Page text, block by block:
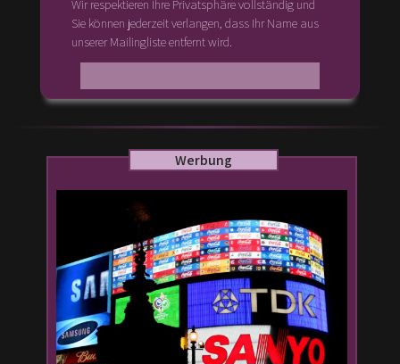
Wir respektieren Ihre Privatsphäre vollständig und
Sie können jederzeit verlangen, dass Ihr Name aus
unserer Mailingliste entfernt wird.
Werbung